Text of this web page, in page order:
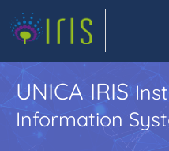
UNICA IRIS
Information